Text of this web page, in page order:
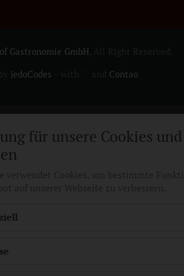
Gastronomie GmbH
jedoCodes Contao
für unsere Cookies